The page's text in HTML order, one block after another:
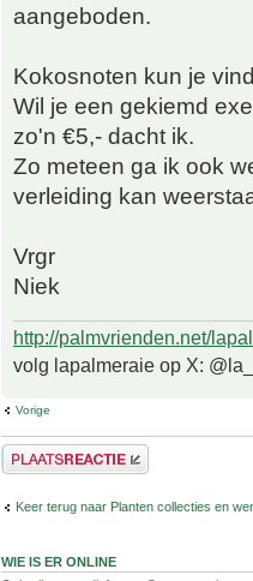
aangeboden.
Kokosnoten kun je
Wil je een gekiemd
zo'n €5,- dacht ik.
Zo meteen ga ik ook
verleiding kan
Vrgr
Niek
http://palmvrienden.net/
volg lapalmeraie op X:
Vorige
Plaats een reactie
Keer terug naar Planten collecties en
WIE IS ER ONLINE